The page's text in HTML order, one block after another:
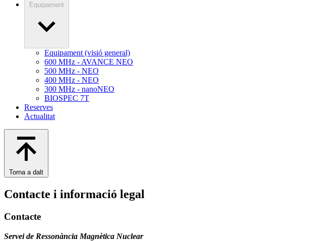
Equipament
Equipament (visió general)
600 MHz - AVANCE NEO
500 MHz - NEO
400 MHz - NEO
300 MHz - nanoNEO
BIOSPEC 7T
Reserves
Actualitat
Torna a dalt
Contacte i informació legal
Contacte
Servei de Ressonància Magnètica Nuclear